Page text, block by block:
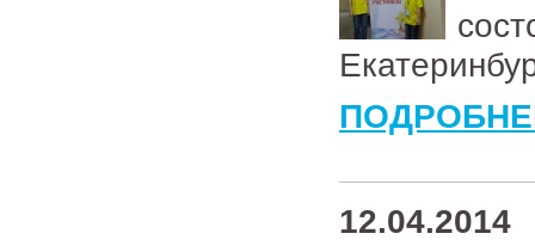
12.04.2014